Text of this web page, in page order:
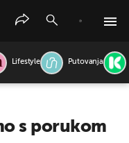
Lifestyle Putovanja
s porukom